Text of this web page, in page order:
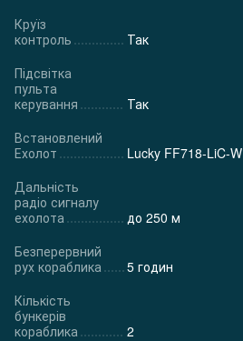
Круїз
контроль
Так
Підсвітка
пульта
керування
Так
Встановлений
Ехолот
Lucky FF718-LiC-W
Дальність
радіо сигналу
ехолота
до 250 м
Безперервний
рух кораблика
5 годин
Кількість
бункерів
кораблика
2